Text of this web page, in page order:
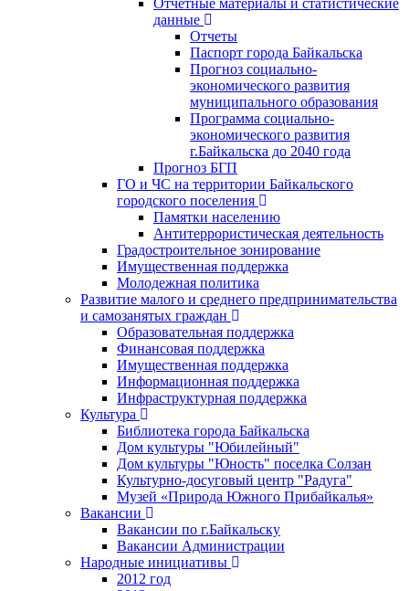
данные
Отчеты
Паспорт города Байкальска
Прогноз социально-
экономического развития
муниципального образования
Программа социально-
экономического развития
г.Байкальска до 2040 года
Прогноз БГП
ГО и ЧС на территории Байкальского
городского поселения
Памятки населению
Антитеррористическая деятельность
Градостроительное зонирование
Имущественная поддержка
Молодежная политика
Развитие малого и среднего предпринимательства
и самозанятых граждан
Образовательная поддержка
Финансовая поддержка
Имущественная поддержка
Информационная поддержка
Инфраструктурная поддержка
Культура
Библиотека города Байкальска
Дом культуры "Юбилейный"
Дом культуры "Юность" поселка Солзан
Культурно-досуговый центр "Радуга"
Музей «Природа Южного Прибайкалья»
Вакансии
Вакансии по г.Байкальску
Вакансии Администрации
Народные инициативы
2012 год